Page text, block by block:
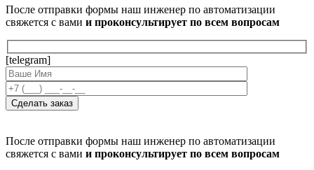
После отправки формы наш инженер по автоматизации
свяжется с вами и проконсультирует по всем вопросам
[telegram]
После отправки формы наш инженер по автоматизации
свяжется с вами и проконсультирует по всем вопросам